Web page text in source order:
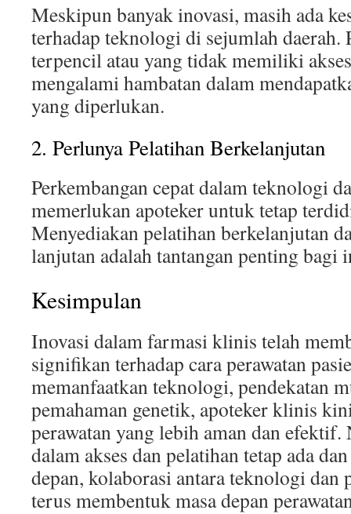
Meskipun banyak inovasi, masih ada
terhadap teknologi di sejumlah daerah.
terpencil atau yang tidak memiliki
mengalami hambatan dalam
yang diperlukan.
2. Perlunya Pelatihan Berkelanjutan
Perkembangan cepat dalam teknologi
memerlukan apoteker untuk tetap
Menyediakan pelatihan berkelanjutan
lanjutan adalah tantangan penting bagi
Kesimpulan
Inovasi dalam farmasi klinis telah
signifikan terhadap cara perawatan
memanfaatkan teknologi, pendekatan
pemahaman genetik, apoteker klinis
perawatan yang lebih aman dan efektif.
dalam akses dan pelatihan tetap ada
depan, kolaborasi antara teknologi dan
terus membentuk masa depan